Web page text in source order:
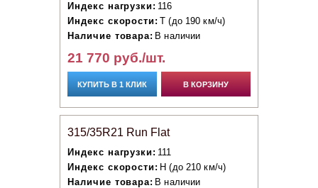
Индекс нагрузки: 116
Индекс скорости: T (до 190 км/ч)
Наличие товара: В наличии
21 770 руб./шт.
КУПИТЬ В 1 КЛИК В КОРЗИНУ
315/35R21 Run Flat
Индекс нагрузки: 111
Индекс скорости: H (до 210 км/ч)
Наличие товара: В наличии